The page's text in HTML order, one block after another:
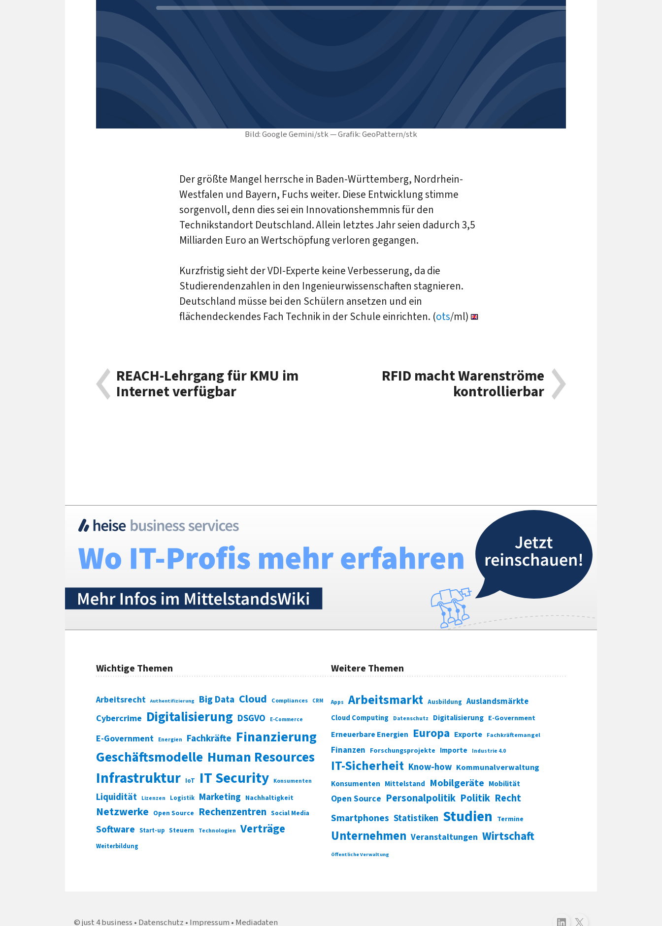
Bild: Google Gemini/stk — Grafik: GeoPattern/stk
Der größte Mangel herrsche in Baden-Württemberg, Nordrhein-
Westfalen und Bayern, Fuchs weiter. Diese Entwicklung stimme
sorgenvoll, denn dies sei ein Innovationshemmnis für den
Technikstandort Deutschland. Allein letztes Jahr seien dadurch 3,5
Milliarden Euro an Wertschöpfung verloren gegangen.
Kurzfristig sieht der VDI-Experte keine Verbesserung, da die
Studierendenzahlen in den Ingenieurwissenschaften stagnieren.
Deutschland müsse bei den Schülern ansetzen und ein
flächendeckendes Fach Technik in der Schule einrichten. (ots/ml)
REACH-Lehrgang für KMU im
Internet verfügbar
RFID macht Warenströme
kontrollierbar
Wichtige Themen
Arbeitsrecht Authentifizierung Big Data Cloud Compliances CRM
Cybercrime Digitalisierung DSGVO E-Commerce
E-Government Energien Fachkräfte Finanzierung
Geschäftsmodelle Human Resources
Infrastruktur IoT IT Security Konsumenten
Liquidität Lizenzen Logistik Marketing Nachhaltigkeit
Netzwerke Open Source Rechenzentren Social Media
Software Start-up Steuern Technologien Verträge
Weiterbildung
Weitere Themen
Apps Arbeitsmarkt Ausbildung Auslandsmärkte
Cloud Computing Datenschutz Digitalisierung E-Government
Erneuerbare Energien Europa Exporte Fachkräftemangel
Finanzen Forschungsprojekte Importe Industrie 4.0
IT-Sicherheit Know-how Kommunalverwaltung
Konsumenten Mittelstand Mobilgeräte Mobilität
Open Source Personalpolitik Politik Recht
Smartphones Statistiken Studien Termine
Unternehmen Veranstaltungen Wirtschaft
Öffentliche Verwaltung
Folgen Sie uns auf LinkedInFolgen Sie uns auf X (Twitter)
just 4 business Datenschutz Impressum Mediadaten